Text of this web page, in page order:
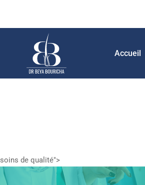
Accueil
soins de qualité">